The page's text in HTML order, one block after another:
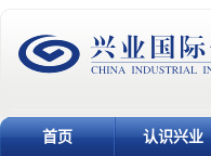
首页 认识兴业